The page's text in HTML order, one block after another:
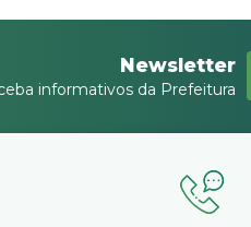
Newsletter
informativos da Prefeitura